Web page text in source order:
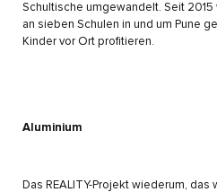
Schultische umgewandelt. Seit
an sieben Schulen in und um Pune
Kinder vor Ort profitieren.
Aluminium
Das REALITY-Projekt wiederum, das